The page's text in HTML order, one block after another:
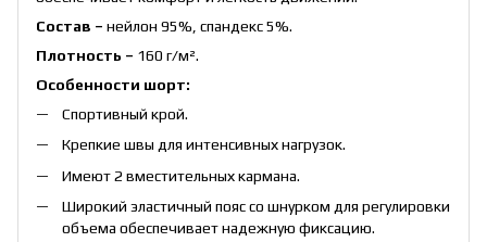
Состав – нейлон 95%, спандекс 5%.
Плотность – 160 г/м².
Особенности шорт:
Спортивный крой.
Крепкие швы для интенсивных нагрузок.
Имеют 2 вместительных кармана.
Широкий эластичный пояс со шнурком для регулировки
объема обеспечивает надежную фиксацию.